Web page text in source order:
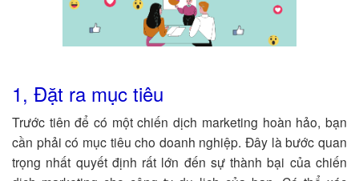
1, Đặt ra mục tiêu
Trước tiên để có một chiến dịch marketing hoàn hảo, bạn
cần phải có mục tiêu cho doanh nghiệp. Đây là bước quan
trọng nhất quyết định rất lớn đến sự thành bại của chiến